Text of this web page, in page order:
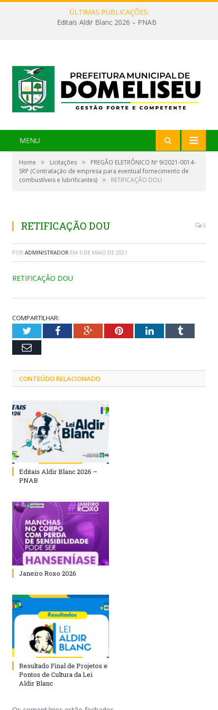
ÚLTIMAS PUBLICAÇÕES:
Editais Aldir Blanc 2026 – PNAB
MENU
Home » Licitações »
PREGÃO ELETRÔNICO Nº 9/2021-0014-
SRP (Contratação de empresa para eventual fornecimento de
combustíveis e lubrificantes) » RETIFICAÇÃO DOU
RETIFICAÇÃO DOU 0
POR ADMINISTRADOR EM 6 DE MAIO DE 2021
RETIFICAÇÃO DOU
COMPARTILHAR:
TwitterFacebookGoogle+PinterestLinkedInTumblr
Email
CONTEÚDO RELACIONADO
Editais Aldir Blanc 2026 –
PNAB
Janeiro Roxo 2026
Resultado Final de Projetos e
Pontos de Cultura da Lei
Aldir Blanc